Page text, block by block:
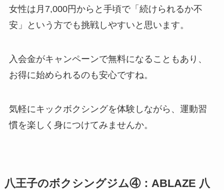
女性は月7,000円からと手頃で「続けられるか不
安」という方でも挑戦しやすいと思います。
入会金がキャンペーンで無料になることもあり、
お得に始められるのも安心ですね。
気軽にキックボクシングを体験しながら、運動習
慣を楽しく身につけてみませんか。
八王子のボクシングジム④：ABLAZE 八